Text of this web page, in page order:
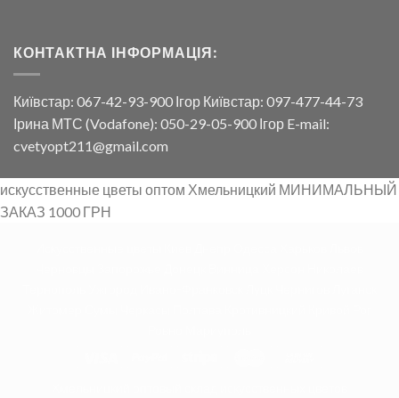
КОНТАКТНА ІНФОРМАЦІЯ:
Київстар: 067-42-93-900 Ігор Київстар: 097-477-44-73
Ірина МТС (Vodafone): 050-29-05-900 Ігор E-mail:
cvetyopt211@gmail.com
искусственные цветы оптом Хмельницкий МИНИМАЛЬНЫЙ
ЗАКАЗ 1000 ГРН